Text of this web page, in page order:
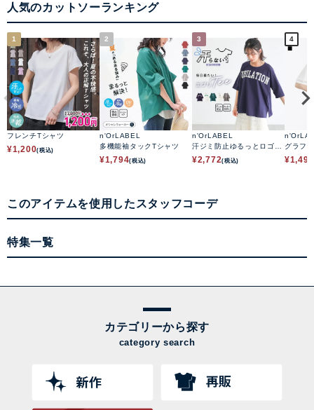
人気のカットソーランキング
1
フレンチTシャツ
¥1,200(税込)
2
n'OrLABEL
多機能袖タックTシャツ
¥1,794(税込)
3
n'OrLABEL
汗ジミ防止ゆるっとロゴT
シャツ
¥2,772(税込)
4
グラフ
ゴTシャ
¥1,493
このアイテムを使用したスタッフコーデ
特集一覧
カテゴリーから探す
category search